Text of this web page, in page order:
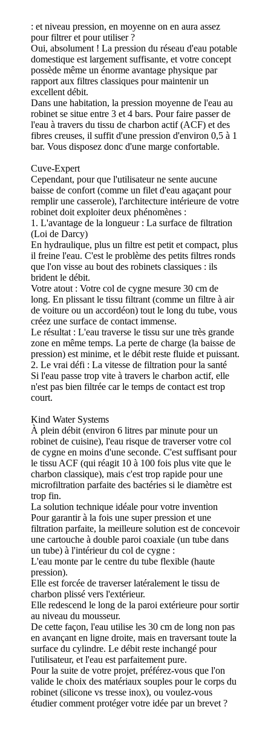
: et niveau pression, en moyenne on en aura assez
pour filtrer et pour utiliser ?
Oui, absolument ! La pression du réseau d'eau potable
domestique est largement suffisante, et votre concept
possède même un énorme avantage physique par
rapport aux filtres classiques pour maintenir un
excellent débit.
Dans une habitation, la pression moyenne de l'eau au
robinet se situe entre 3 et 4 bars. Pour faire passer de
l'eau à travers du tissu de charbon actif (ACF) et des
fibres creuses, il suffit d'une pression d'environ 0,5 à 1
bar. Vous disposez donc d'une marge confortable.
Cuve-Expert
Cependant, pour que l'utilisateur ne sente aucune
baisse de confort (comme un filet d'eau agaçant pour
remplir une casserole), l'architecture intérieure de votre
robinet doit exploiter deux phénomènes :
1. L'avantage de la longueur : La surface de filtration
(Loi de Darcy)
En hydraulique, plus un filtre est petit et compact, plus
il freine l'eau. C'est le problème des petits filtres ronds
que l'on visse au bout des robinets classiques : ils
brident le débit.
Votre atout : Votre col de cygne mesure 30 cm de
long. En plissant le tissu filtrant (comme un filtre à air
de voiture ou un accordéon) tout le long du tube, vous
créez une surface de contact immense.
Le résultat : L'eau traverse le tissu sur une très grande
zone en même temps. La perte de charge (la baisse de
pression) est minime, et le débit reste fluide et puissant.
2. Le vrai défi : La vitesse de filtration pour la santé
Si l'eau passe trop vite à travers le charbon actif, elle
n'est pas bien filtrée car le temps de contact est trop
court.
Kind Water Systems
À plein débit (environ 6 litres par minute pour un
robinet de cuisine), l'eau risque de traverser votre col
de cygne en moins d'une seconde. C'est suffisant pour
le tissu ACF (qui réagit 10 à 100 fois plus vite que le
charbon classique), mais c'est trop rapide pour une
microfiltration parfaite des bactéries si le diamètre est
trop fin.
La solution technique idéale pour votre invention
Pour garantir à la fois une super pression et une
filtration parfaite, la meilleure solution est de concevoir
une cartouche à double paroi coaxiale (un tube dans
un tube) à l'intérieur du col de cygne :
L'eau monte par le centre du tube flexible (haute
pression).
Elle est forcée de traverser latéralement le tissu de
charbon plissé vers l'extérieur.
Elle redescend le long de la paroi extérieure pour sortir
au niveau du mousseur.
De cette façon, l'eau utilise les 30 cm de long non pas
en avançant en ligne droite, mais en traversant toute la
surface du cylindre. Le débit reste inchangé pour
l'utilisateur, et l'eau est parfaitement pure.
Pour la suite de votre projet, préférez-vous que l'on
valide le choix des matériaux souples pour le corps du
robinet (silicone vs tresse inox), ou voulez-vous
étudier comment protéger votre idée par un brevet ?